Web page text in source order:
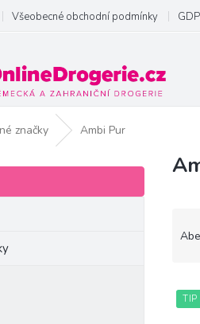
Všeobecné obchodní podmínky
značky Ambi Pur
n
V
ý TIP